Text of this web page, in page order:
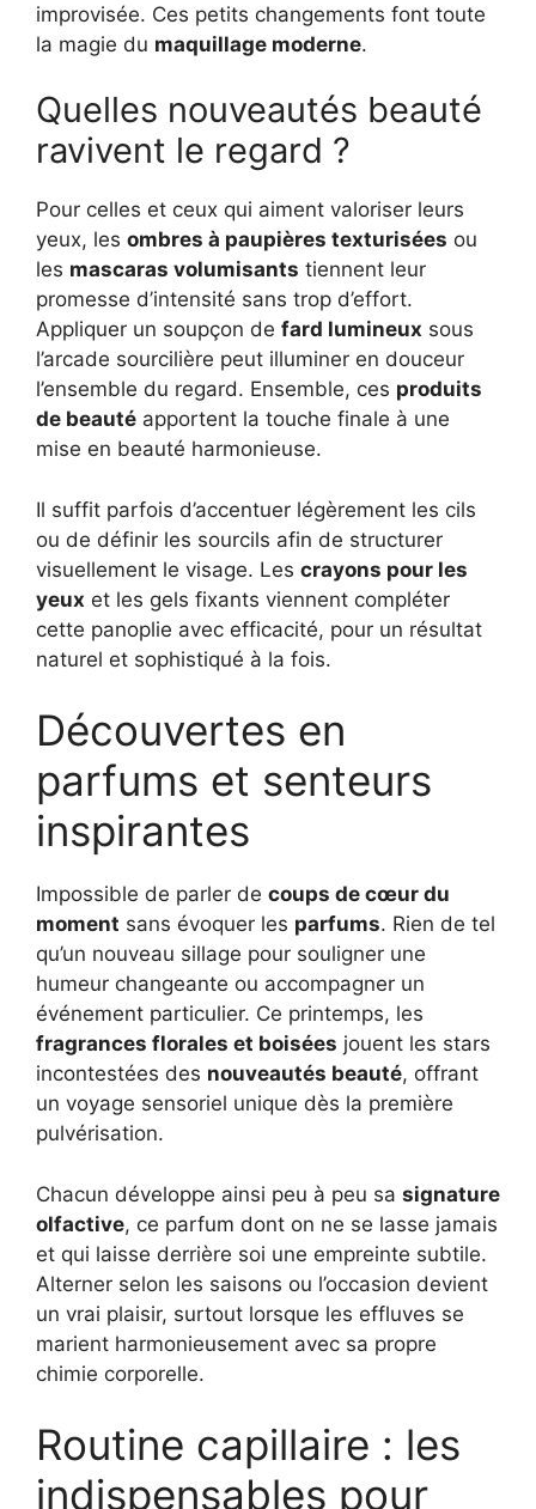
improvisée. Ces petits changements font toute
la magie du maquillage moderne.
Quelles nouveautés beauté
ravivent le regard ?
Pour celles et ceux qui aiment valoriser leurs
yeux, les ombres à paupières texturisées ou
les mascaras volumisants tiennent leur
promesse d’intensité sans trop d’effort.
Appliquer un soupçon de fard lumineux sous
l’arcade sourcilière peut illuminer en douceur
l’ensemble du regard. Ensemble, ces produits
de beauté apportent la touche finale à une
mise en beauté harmonieuse.
Il suffit parfois d’accentuer légèrement les cils
ou de définir les sourcils afin de structurer
visuellement le visage. Les crayons pour les
yeux et les gels fixants viennent compléter
cette panoplie avec efficacité, pour un résultat
naturel et sophistiqué à la fois.
Découvertes en
parfums et senteurs
inspirantes
Impossible de parler de coups de cœur du
moment sans évoquer les parfums. Rien de tel
qu’un nouveau sillage pour souligner une
humeur changeante ou accompagner un
événement particulier. Ce printemps, les
fragrances florales et boisées jouent les stars
incontestées des nouveautés beauté, offrant
un voyage sensoriel unique dès la première
pulvérisation.
Chacun développe ainsi peu à peu sa signature
olfactive, ce parfum dont on ne se lasse jamais
et qui laisse derrière soi une empreinte subtile.
Alterner selon les saisons ou l’occasion devient
un vrai plaisir, surtout lorsque les effluves se
marient harmonieusement avec sa propre
chimie corporelle.
Routine capillaire : les
indispensables pour